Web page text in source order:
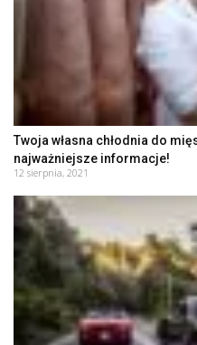
Twoja własna chłodnia do
najważniejsze informacje!
12 sierpnia, 2021